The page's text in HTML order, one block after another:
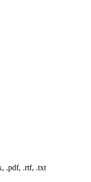
.pdf, .rtf, .txt